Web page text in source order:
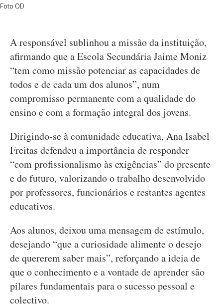
Foto OD
A responsável sublinhou a missão da instituição,
afirmando que a Escola Secundária Jaime Moniz
“tem como missão potenciar as capacidades de
todos e de cada um dos alunos”, num
compromisso permanente com a qualidade do
ensino e com a formação integral dos jovens.
Dirigindo-se à comunidade educativa, Ana Isabel
Freitas defendeu a importância de responder
“com profissionalismo às exigências” do presente
e do futuro, valorizando o trabalho desenvolvido
por professores, funcionários e restantes agentes
educativos.
Aos alunos, deixou uma mensagem de estímulo,
desejando “que a curiosidade alimente o desejo
de quererem saber mais”, reforçando a ideia de
que o conhecimento e a vontade de aprender são
pilares fundamentais para o sucesso pessoal e
colectivo.